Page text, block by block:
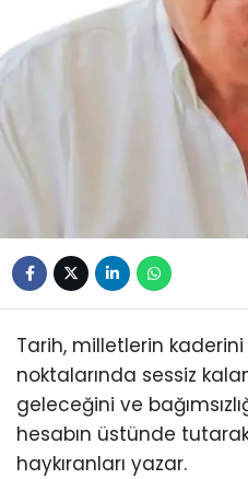
Tarih, milletlerin
noktalarında sessiz
geleceğini ve
hesabın üstünde
haykıranları yazar.